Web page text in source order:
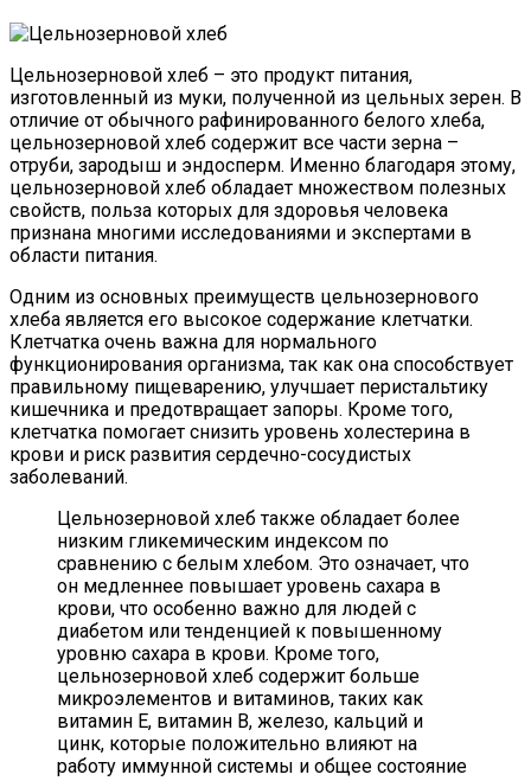
Цельнозерновой хлеб – это продукт питания,
изготовленный из муки, полученной из цельных зерен. В
отличие от обычного рафинированного белого хлеба,
цельнозерновой хлеб содержит все части зерна –
отруби, зародыш и эндосперм. Именно благодаря этому,
цельнозерновой хлеб обладает множеством полезных
свойств, польза которых для здоровья человека
признана многими исследованиями и экспертами в
области питания.
Одним из основных преимуществ цельнозернового
хлеба является его высокое содержание клетчатки.
Клетчатка очень важна для нормального
функционирования организма, так как она способствует
правильному пищеварению, улучшает перистальтику
кишечника и предотвращает запоры. Кроме того,
клетчатка помогает снизить уровень холестерина в
крови и риск развития сердечно-сосудистых
заболеваний.
Цельнозерновой хлеб также обладает более
низким гликемическим индексом по
сравнению с белым хлебом. Это означает, что
он медленнее повышает уровень сахара в
крови, что особенно важно для людей с
диабетом или тенденцией к повышенному
уровню сахара в крови. Кроме того,
цельнозерновой хлеб содержит больше
микроэлементов и витаминов, таких как
витамин Е, витамин В, железо, кальций и
цинк, которые положительно влияют на
работу иммунной системы и общее состояние